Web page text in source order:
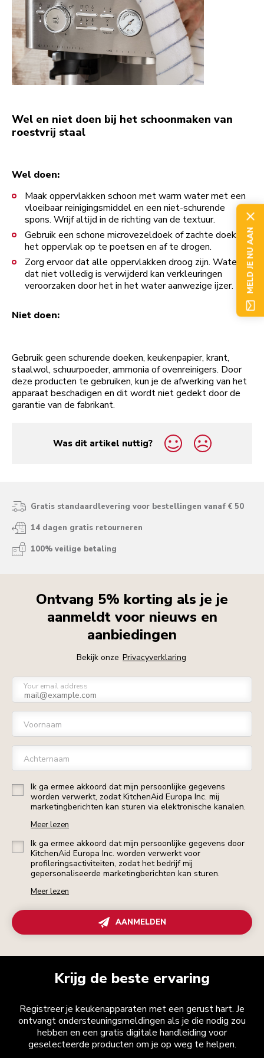
Wel en niet doen bij het schoonmaken van
roestvrij staal
Wel doen:
Maak oppervlakken schoon met warm water met een
vloeibaar reinigingsmiddel en een niet-schurende
spons. Wrijf altijd in de richting van de textuur.
Gebruik een schone microvezeldoek of zachte doek om
het oppervlak op te poetsen en af te drogen.
Zorg ervoor dat alle oppervlakken droog zijn. Water
dat niet volledig is verwijderd kan verkleuringen
veroorzaken door het in het water aanwezige ijzer.
Niet doen:
Gebruik geen schurende doeken, keukenpapier, krant,
staalwol, schuurpoeder, ammonia of ovenreinigers. Door
deze producten te gebruiken, kun je de afwerking van het
apparaat beschadigen en dit wordt niet gedekt door de
garantie van de fabrikant.
Was dit artikel nuttig?
yes
no
Gratis standaardlevering voor bestellingen vanaf € 50
14 dagen gratis retourneren
100% veilige betaling
Ontvang 5% korting als je je
aanmeldt voor nieuws en
aanbiedingen
Bekijk onze Privacyverklaring
Your email address
Voornaam
Achternaam
Ik ga ermee akkoord dat mijn persoonlijke gegevens
worden verwerkt, zodat KitchenAid Europa Inc. mij
marketingberichten kan sturen via elektronische kanalen.
Meer lezen
Ik ga ermee akkoord dat mijn persoonlijke gegevens door
KitchenAid Europa Inc. worden verwerkt voor
profileringsactiviteiten, zodat het bedrijf mij
gepersonaliseerde marketingberichten kan sturen.
Meer lezen
AANMELDEN
Krijg de beste ervaring
Registreer je keukenapparaten met een gerust hart. Je
ontvangt ondersteuningsmeldingen als je die nodig zou
hebben en een gratis digitale handleiding voor
geselecteerde producten om je op weg te helpen.
MELD JE NU AAN